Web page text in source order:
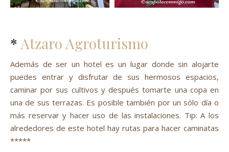
* Atzaro Agroturismo
Además de ser un hotel es un lugar donde sin alojarte
puedes entrar y disfrutar de sus hermosos espacios,
caminar por sus cultivos y después tomarte una copa en
una de sus terrazas. Es posible también por un sólo día o
más reservar y hacer uso de las instalaciones. Tip: A los
alrededores de este hotel hay rutas para hacer caminatas
*****